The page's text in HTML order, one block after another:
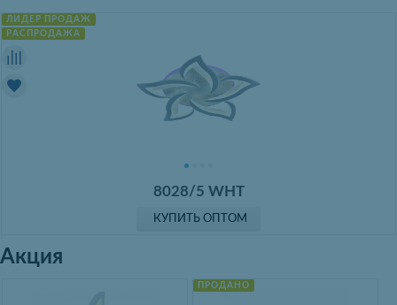
ЛИДЕР ПРОДАЖ
РАСПРОДАЖА
8028/5 WHT
КУПИТЬ ОПТОМ
Акция
ПРОДАНО